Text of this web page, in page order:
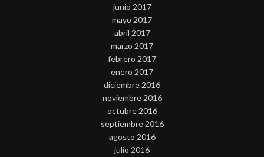
junio 2017
mayo 2017
abril 2017
marzo 2017
febrero 2017
enero 2017
diciembre 2016
noviembre 2016
octubre 2016
septiembre 2016
agosto 2016
julio 2016